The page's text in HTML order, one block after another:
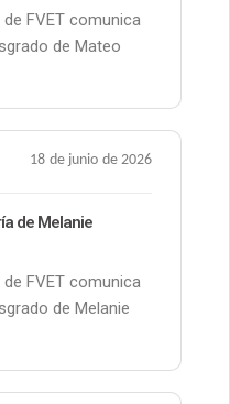
FVET comunica
de Mateo
18 de junio de 2026
de Melanie
FVET comunica
de Melanie